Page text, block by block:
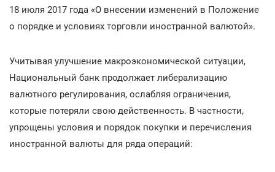
18 июля 2017 года «О внесении изменений в Положение
о порядке и условиях торговли иностранной валютой».
Учитывая улучшение макроэкономической ситуации,
Национальный банк продолжает либерализацию
валютного регулирования, ослабляя ограничения,
которые потеряли свою действенность. В частности,
упрощены условия и порядок покупки и перечисления
иностранной валюты для ряда операций: